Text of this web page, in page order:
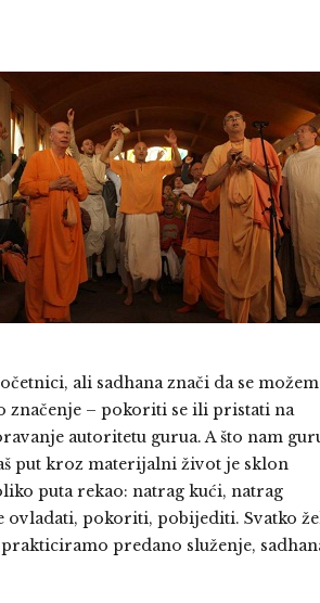
ali sadhana znači da se
značenje – pokoriti se ili pristati na
autoritetu gurua. A što nam
put kroz materijalni život je sklon
puta rekao: natrag kući, natrag
ovladati, pokoriti, pobijediti. Svatko
predano služenje,